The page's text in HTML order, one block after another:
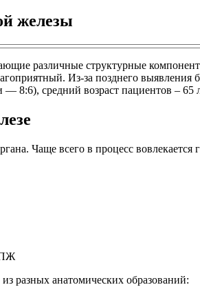
железы
различные структурные
Из-за позднего выявления
средний возраст пациентов – 65
Чаще всего в процесс
разных анатомических образований: